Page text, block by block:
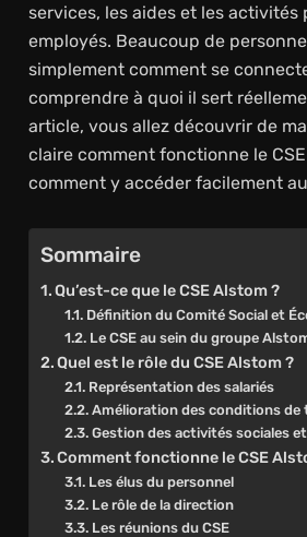
services, les aides et les activités
employés. Beaucoup de
simplement comment se
comprendre à quoi il sert
article, vous allez découvrir de
claire comment fonctionne le
comment y accéder facilement
Sommaire
Qu’est-ce que le CSE Alstom ?
Définition du Comité Social et
Le CSE au sein du groupe
Quel est le rôle du CSE Alstom ?
Représentation des salariés
Amélioration des conditions de
Gestion des activités sociales
Comment fonctionne le CSE
Les élus du personnel
Le rôle de la direction
Les réunions du CSE